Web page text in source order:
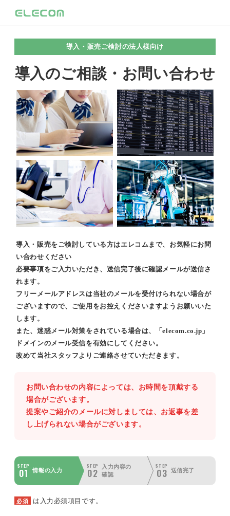
導入・販売ご検討の法人様向け
導入のご相談・お問い合わせ
導入・販売をご検討している方はエレコムまで、お気軽にお問
い合わせください
必要事項をご入力いただき、送信完了後に確認メールが送信さ
れます。
フリーメールアドレスは当社のメールを受付けられない場合が
ございますので、ご使用をお控えくださいますようお願いいた
します。
また、迷惑メール対策をされている場合は、「elecom.co.jp」
ドメインのメール受信を有効にしてください。
改めて当社スタッフよりご連絡させていただきます。
お問い合わせの内容によっては、お時間を頂戴する
場合がございます。
提案やご紹介のメールに対しましては、お返事を差
し上げられない場合がございます。
STEP
01 情報の入力
STEP
02
入力内容の
確認
STEP
03 送信完了
必須 は入力必須項目です。